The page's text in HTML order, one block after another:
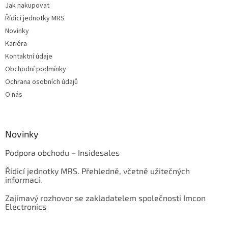
Jak nakupovat
Řídicí jednotky MRS
Novinky
Kariéra
Kontaktní údaje
Obchodní podmínky
Ochrana osobních údajů
O nás
Novinky
Podpora obchodu – Insidesales
Řídicí jednotky MRS. Přehledně, včetně užitečných
informací.
Zajímavý rozhovor se zakladatelem společnosti Imcon
Electronics